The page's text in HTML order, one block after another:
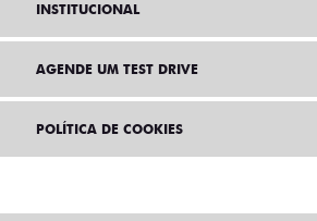
INSTITUCIONAL
AGENDE UM TEST DRIVE
POLÍTICA DE COOKIES